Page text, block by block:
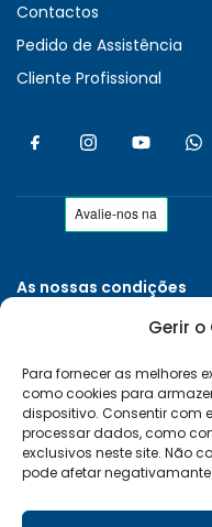
Gerir
Para fornecer as melhores
como cookies para
dispositivo. Consentir com
processar dados, como
exclusivos neste site. Não
pode afetar negativamante
Contactos
Pedido de Assistência
Cliente Profissional
As nossas condições
Políticas de Privacidade
Entregas e Devoluções
Livro de Reclamações
RAL e RLL
Klarna FAQ
Sequra